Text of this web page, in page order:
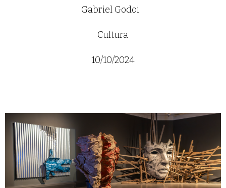
Gabriel Godoi
Cultura
10/10/2024